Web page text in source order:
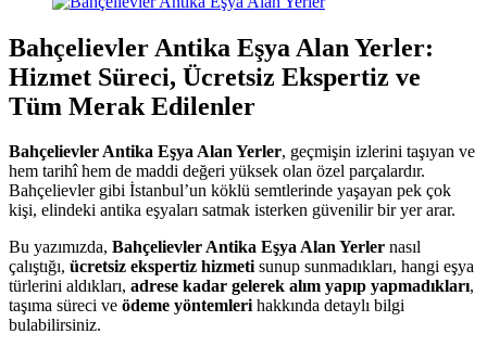
Bahçelievler Antika Eşya Alan Yerler:
Hizmet Süreci, Ücretsiz Ekspertiz ve
Tüm Merak Edilenler
Bahçelievler Antika Eşya Alan Yerler, geçmişin izlerini taşıyan ve
hem tarihî hem de maddi değeri yüksek olan özel parçalardır.
Bahçelievler gibi İstanbul’un köklü semtlerinde yaşayan pek çok
kişi, elindeki antika eşyaları satmak isterken güvenilir bir yer arar.
Bu yazımızda, Bahçelievler Antika Eşya Alan Yerler nasıl
çalıştığı, ücretsiz ekspertiz hizmetisunup sunmadıkları, hangi eşya
türlerini aldıkları, adrese kadar gelerek alım yapıp yapmadıkları,
taşıma süreci ve ödeme yöntemlerihakkında detaylı bilgi
bulabilirsiniz.